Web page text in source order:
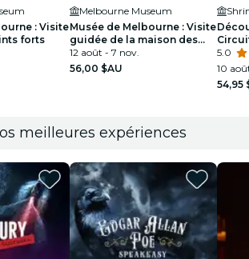
: Visite
forts
Melbourne Museum
Musée de Melbourne : Visite
guidée de la maison des
dinosaures
12 août - 7 nov.
56,00 $AU
5.0
10
54,95
meilleures expériences